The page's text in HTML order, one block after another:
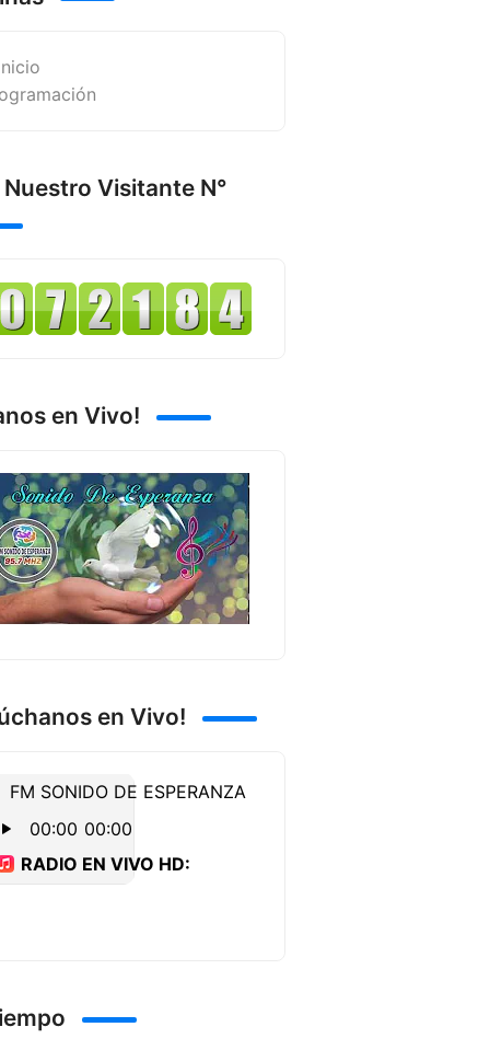
Visitante N°
en Vivo!
en Vivo!